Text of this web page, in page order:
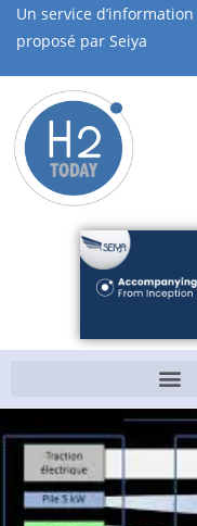
Un service d’information
proposé par Seiya